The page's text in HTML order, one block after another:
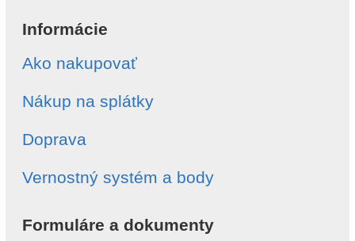
Informácie
Ako nakupovať
Nákup na splátky
Doprava
Vernostný systém a body
Formuláre a dokumenty